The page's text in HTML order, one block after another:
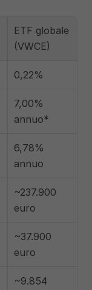
ETF globale
(VWCE)
0,22%
7,00%
annuo*
6,78%
annuo
~237.900
euro
~37.900
euro
~9.854